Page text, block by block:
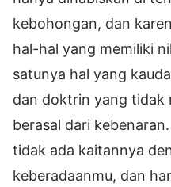
kebohongan, dan
hal-hal yang memiliki
satunya hal yang
dan doktrin yang tidak
berasal dari
tidak ada kaitannya
keberadaanmu, dan